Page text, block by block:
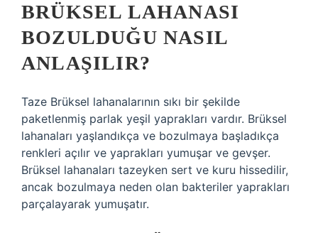
BRÜKSEL LAHANASI
BOZULDUĞU NASIL
ANLAŞILIR?
Taze Brüksel lahanalarının sıkı bir şekilde
paketlenmiş parlak yeşil yaprakları vardır. Brüksel
lahanaları yaşlandıkça ve bozulmaya başladıkça
renkleri açılır ve yaprakları yumuşar ve gevşer.
Brüksel lahanaları tazeyken sert ve kuru hissedilir,
ancak bozulmaya neden olan bakteriler yaprakları
parçalayarak yumuşatır.